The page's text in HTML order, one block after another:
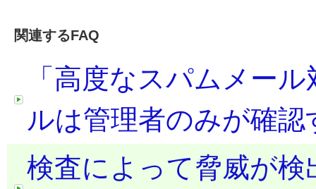
関連するFAQ
「高度なスパムメー
ルは管理者のみが確
検査によって脅威が